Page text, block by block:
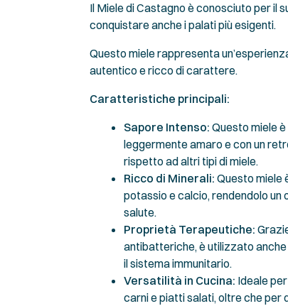
Il Miele di Castagno è conosciuto per il
conquistare anche i palati più esigenti.
Questo miele rappresenta
autentico e ricco di carattere.
Caratteristiche principali:
Sapore Intenso: Questo miele
leggermente amaro e con un
rispetto ad altri tipi di miele.
Ricco di Minerali: Questo miele
potassio e calcio, rendendolo
salute.
Proprietà Terapeutiche:
antibatteriche, è utilizzato
il sistema immunitario.
Versatilità in Cucina: Ideale
carni e piatti salati, oltre che